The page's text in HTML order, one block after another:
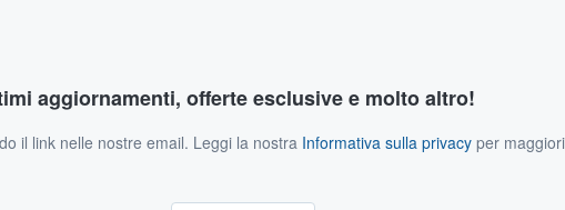
aggiornamenti, offerte esclusive e molto altro!
il link nelle nostre email. Leggi la nostra Informativa sulla privacyper